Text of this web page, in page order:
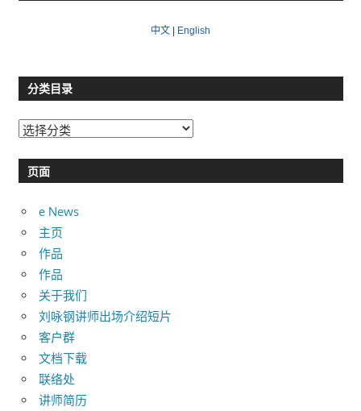
中文 | English
分类目录
分
目页面
e News
主页
作品
作品
关于我们
刘咏钢讲师出场介绍短片
客户群
文档下载
联络处
讲师简历